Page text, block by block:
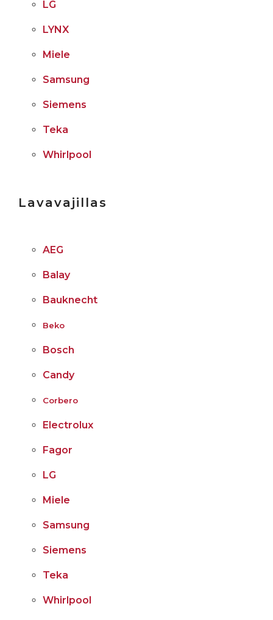
LG
LYNX
Miele
Samsung
Siemens
Teka
Whirlpool
Lavavajillas
AEG
Balay
Bauknecht
Beko
Bosch
Candy
Corbero
Electrolux
Fagor
LG
Miele
Samsung
Siemens
Teka
Whirlpool